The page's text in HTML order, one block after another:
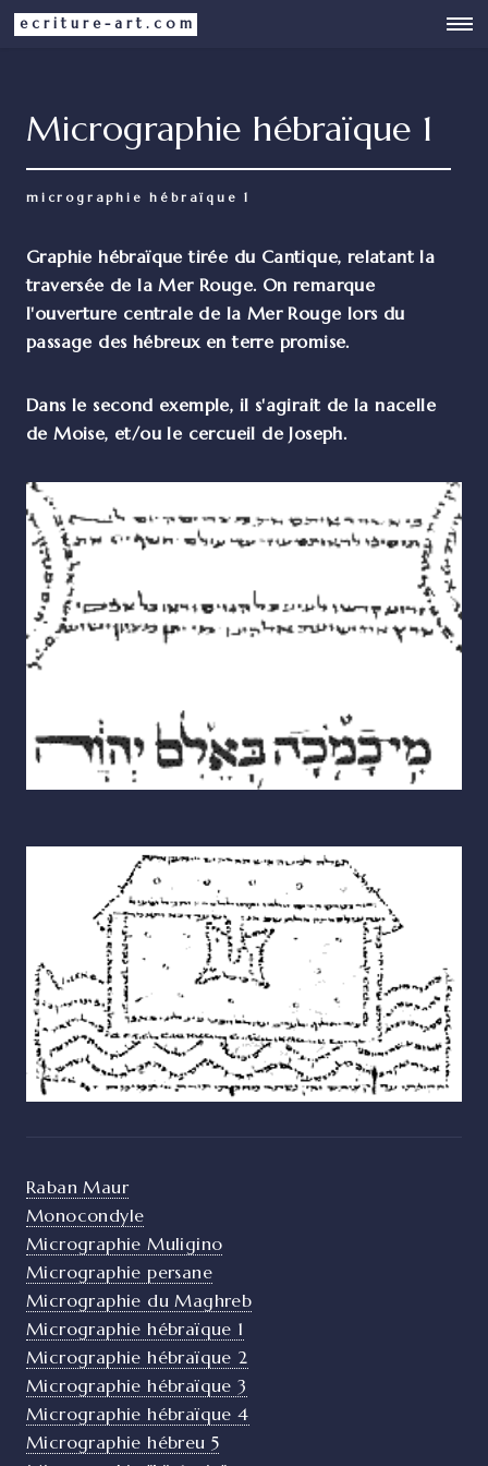
ecriture-art.com
Micrographie hébraïque 1
micrographie hébraïque 1
Graphie hébraïque tirée du Cantique, relatant la
traversée de la Mer Rouge. On remarque
l'ouverture centrale de la Mer Rouge lors du
passage des hébreux en terre promise.
Dans le second exemple, il s'agirait de la nacelle
de Moise, et/ou le cercueil de Joseph.
Raban Maur
Monocondyle
Micrographie Muligino
Micrographie persane
Micrographie du Maghreb
Micrographie hébraïque 1
Micrographie hébraïque 2
Micrographie hébraïque 3
Micrographie hébraïque 4
Micrographie hébreu 5